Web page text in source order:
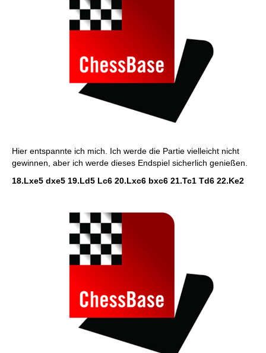
Hier entspannte ich mich. Ich werde die Partie vielleicht nicht
gewinnen, aber ich werde dieses Endspiel sicherlich genießen.
18.Lxe5 dxe5 19.Ld5 Lc6 20.Lxc6 bxc6 21.Tc1 Td6 22.Ke2